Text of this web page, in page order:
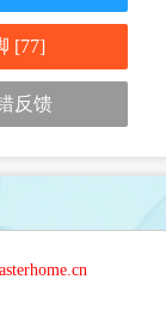
[77]
反馈